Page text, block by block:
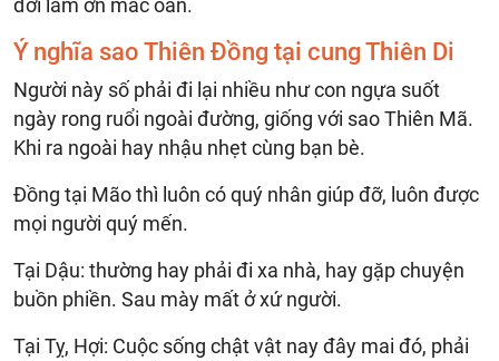
Ý nghĩa sao Thiên Đồng tại cung Thiên Di
Người này số phải đi lại nhiều như con ngựa suốt
ngày rong ruổi ngoài đường, giống với sao Thiên Mã.
Khi ra ngoài hay nhậu nhẹt cùng bạn bè.
Đồng tại Mão thì luôn có quý nhân giúp đỡ, luôn được
mọi người quý mến.
Tại Dậu: thường hay phải đi xa nhà, hay gặp chuyện
buồn phiền. Sau mày mất ở xứ người.
Tại Tỵ, Hợi: Cuộc sống chật vật nay đây mai đó, phải